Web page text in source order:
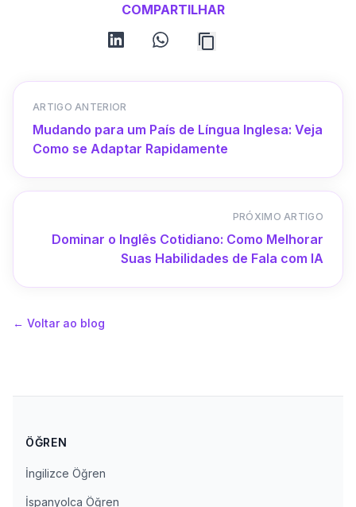
COMPARTILHAR
linkedin whatsapp
ARTIGO ANTERIOR
Mudando para um País de Língua Inglesa: Veja
Como se Adaptar Rapidamente
PRÓXIMO ARTIGO
Dominar o Inglês Cotidiano: Como Melhorar
Suas Habilidades de Fala com IA
← Voltar ao blog
ÖĞREN
İngilizce Öğren
İspanyolca Öğren